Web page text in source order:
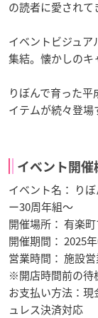
の読者に愛されて
イベントビジュ
集結。懐かしのキ
りぼんで育った
イテムが続々登場
イベント開催
イベント名： り
ー30周年組～
開催場所： 有楽
開催期間： 2025
営業時間： 施設
※開店時間前の待
お支払い方法：
ュレス決済対応